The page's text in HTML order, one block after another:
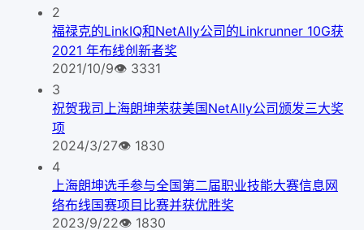
2
福禄克的LinkIQ和NetAlly公司的Linkrunner 10G获
2021 年布线创新者奖
2021/10/9👁 3331
3
祝贺我司上海朗坤荣获美国NetAlly公司颁发三大奖
项
2024/3/27👁 1830
4
上海朗坤选手参与全国第二届职业技能大赛信息网
络布线国赛项目比赛并获优胜奖
2023/9/22👁 1830